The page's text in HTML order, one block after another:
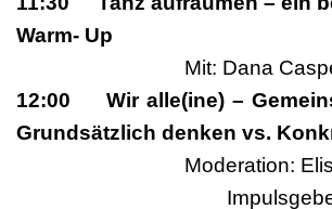
Warm- Up
Mit: Dana
12:00 Wir alle(ine) –
Grundsätzlich denken vs.
Moderation: